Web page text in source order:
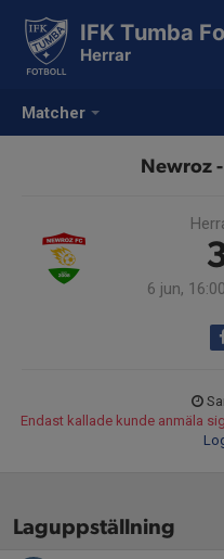
Matcher
IFK Tumba
Herrar
Newroz -
6 jun,
Endast kallade kunde anmäla
Laguppställning